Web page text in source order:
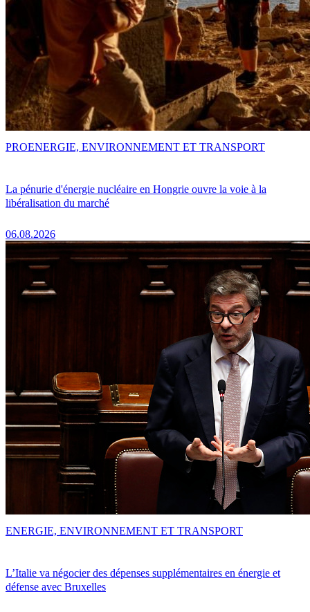
La pénurie d'énergie nucléaire en Hongrie ouvre la voie à la
libéralisation du marché
06.08.2026
PROENERGIE, ENVIRONNEMENT ET TRANSPORT
L’Italie va négocier des dépenses supplémentaires en énergie et
défense avec Bruxelles
ENERGIE, ENVIRONNEMENT ET TRANSPORT